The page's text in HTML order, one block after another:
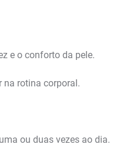
e o conforto da pele.
na rotina corporal.
ou duas vezes ao dia.